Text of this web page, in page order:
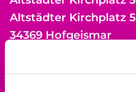
Altstädter Kirchplatz 5
34369 Hofgeismar